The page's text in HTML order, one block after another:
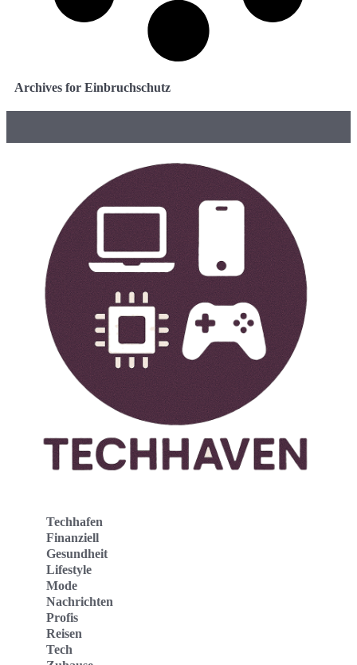
Archives for Einbruchschutz
Techhafen
Finanziell
Gesundheit
Lifestyle
Mode
Nachrichten
Profis
Reisen
Tech